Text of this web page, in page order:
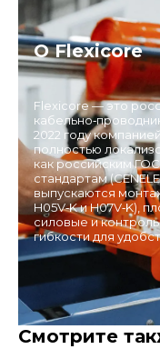
О Flexicore
Flexicore — это
2022 году
полностью
как российским
стандартам
выпускаются
H05V‑K и H07V‑K),
силовые и
гибкости для
Смотрите